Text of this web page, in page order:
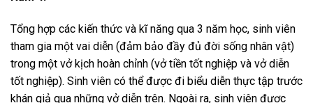
Tổng hợp các kiến thức và kĩ năng qua 3 năm học, sinh viên
tham gia một vai diễn (đảm bảo đầy đủ đời sống nhân vật)
trong một vở kịch hoàn chỉnh (vở tiền tốt nghiệp và vở diễn
tốt nghiệp). Sinh viên có thể được đi biểu diễn thực tập trước
khán giả qua những vở diễn trên. Ngoài ra, sinh viên được